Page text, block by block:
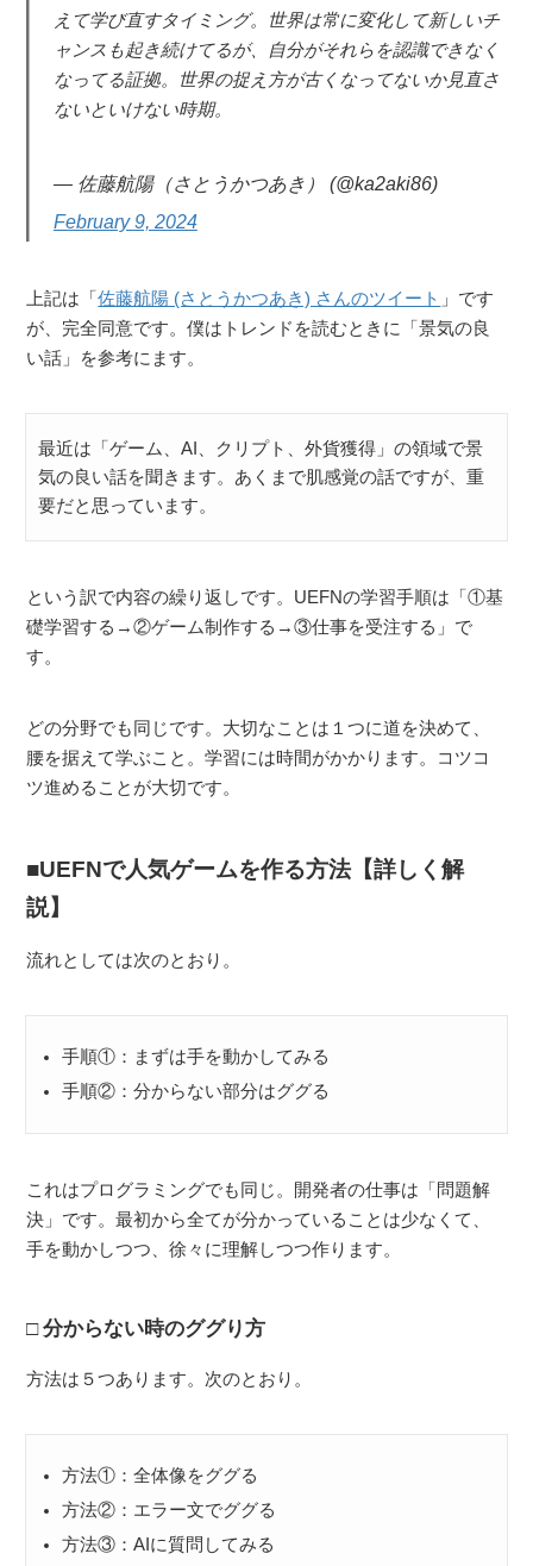
えて学び直すタイミング。世界は常に変化して新しいチ
ャンスも起き続けてるが、自分がそれらを認識できなく
なってる証拠。世界の捉え方が古くなってないか見直さ
ないといけない時期。
— 佐藤航陽（さとうかつあき） (@ka2aki86)
February 9, 2024
上記は「佐藤航陽 (さとうかつあき) さんのツイート 」です
が、完全同意です。僕はトレンドを読むときに「景気の良
い話」を参考にます。
最近は「ゲーム、AI、クリプト、外貨獲得」の領域で景
気の良い話を聞きます。あくまで肌感覚の話ですが、重
要だと思っています。
という訳で内容の繰り返しです。UEFNの学習手順は「①基
礎学習する→②ゲーム制作する→③仕事を受注する」で
す。
どの分野でも同じです。大切なことは１つに道を決めて、
腰を据えて学ぶこと。学習には時間がかかります。コツコ
ツ進めることが大切です。
UEFNで人気ゲームを作る方法【詳しく解
説】
流れとしては次のとおり。
手順①：まずは手を動かしてみる
手順②：分からない部分はググる
これはプログラミングでも同じ。開発者の仕事は「問題解
決」です。最初から全てが分かっていることは少なくて、
手を動かしつつ、徐々に理解しつつ作ります。
分からない時のググり方
方法は５つあります。次のとおり。
方法①：全体像をググる
方法②：エラー文でググる
方法③：AIに質問してみる